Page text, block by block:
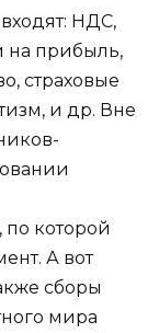
НДС,
на прибыль,
страховые
и др. Вне
которой
А вот
сборы
мира